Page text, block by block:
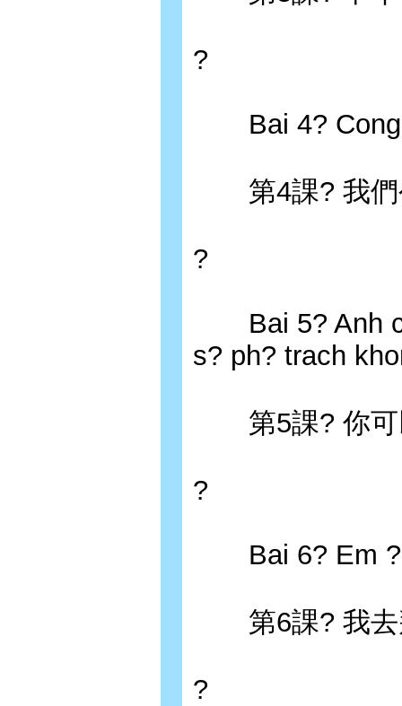
?
Bai 4? Cong
第4課? 我們
?
Bai 5? Anh
s? ph? trach
第5課? 你可
?
Bai 6? Em ?i
第6課? 我去
?